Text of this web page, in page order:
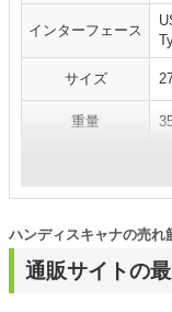
インターフェース
サイズ
重量
通販サイトの
ハンディスキャナの売れ